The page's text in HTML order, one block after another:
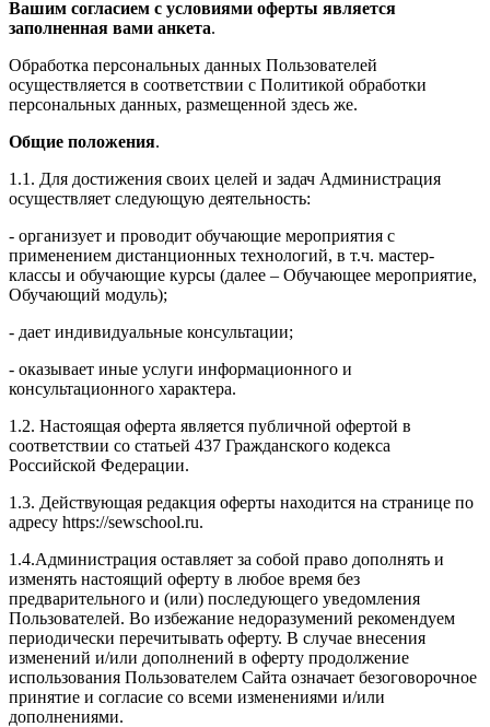
Вашим согласием с условиями оферты является
заполненная вами анкета.
Обработка персональных данных Пользователей
осуществляется в соответствии с Политикой обработки
персональных данных, размещенной здесь же.
Общие положения.
1.1. Для достижения своих целей и задач Администрация
осуществляет следующую деятельность:
- организует и проводит обучающие мероприятия с
применением дистанционных технологий, в т.ч. мастер-
классы и обучающие курсы (далее – Обучающее мероприятие,
Обучающий модуль);
- дает индивидуальные консультации;
- оказывает иные услуги информационного и
консультационного характера.
1.2. Настоящая оферта является публичной офертой в
соответствии со статьей 437 Гражданского кодекса
Российской Федерации.
1.3. Действующая редакция оферты находится на странице по
адресу https://sewschool.ru.
1.4.Администрация оставляет за собой право дополнять и
изменять настоящий оферту в любое время без
предварительного и (или) последующего уведомления
Пользователей. Во избежание недоразумений рекомендуем
периодически перечитывать оферту. В случае внесения
изменений и/или дополнений в оферту продолжение
использования Пользователем Сайта означает безоговорочное
принятие и согласие со всеми изменениями и/или
дополнениями.